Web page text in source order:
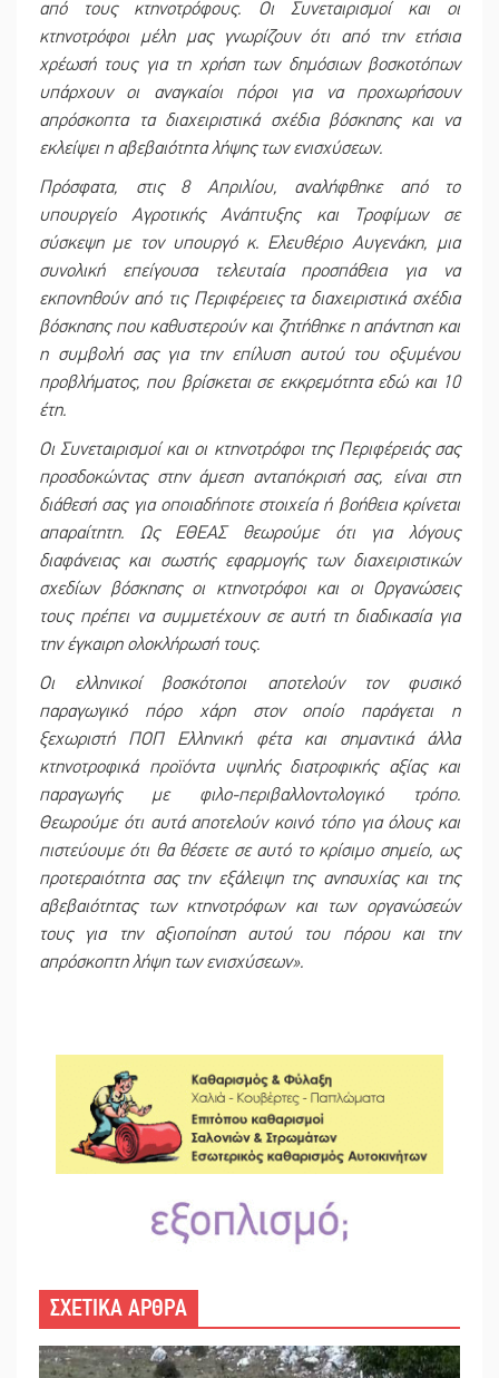
από τους κτηνοτρόφους. Οι Συνεταιρισμοί και οι
κτηνοτρόφοι μέλη μας γνωρίζουν ότι από την ετήσια
χρέωσή τους για τη χρήση των δημόσιων βοσκοτόπων
υπάρχουν οι αναγκαίοι πόροι για να προχωρήσουν
απρόσκοπτα τα διαχειριστικά σχέδια βόσκησης και να
εκλείψει η αβεβαιότητα λήψης των ενισχύσεων.
Πρόσφατα, στις 8 Απριλίου, αναλήφθηκε από το
υπουργείο Αγροτικής Ανάπτυξης και Τροφίμων σε
σύσκεψη με τον υπουργό κ. Ελευθέριο Αυγενάκη, μια
συνολική επείγουσα τελευταία προσπάθεια για να
εκπονηθούν από τις Περιφέρειες τα διαχειριστικά σχέδια
βόσκησης που καθυστερούν και ζητήθηκε η απάντηση και
η συμβολή σας για την επίλυση αυτού του οξυμένου
προβλήματος, που βρίσκεται σε εκκρεμότητα εδώ και 10
έτη.
Οι Συνεταιρισμοί και οι κτηνοτρόφοι της Περιφέρειάς σας
προσδοκώντας στην άμεση ανταπόκρισή σας, είναι στη
διάθεσή σας για οποιαδήποτε στοιχεία ή βοήθεια κρίνεται
απαραίτητη. Ως ΕΘΕΑΣ θεωρούμε ότι για λόγους
διαφάνειας και σωστής εφαρμογής των διαχειριστικών
σχεδίων βόσκησης οι κτηνοτρόφοι και οι Οργανώσεις
τους πρέπει να συμμετέχουν σε αυτή τη διαδικασία για
την έγκαιρη ολοκλήρωσή τους.
Οι ελληνικοί βοσκότοποι αποτελούν τον φυσικό
παραγωγικό πόρο χάρη στον οποίο παράγεται η
ξεχωριστή ΠΟΠ Ελληνική φέτα και σημαντικά άλλα
κτηνοτροφικά προϊόντα υψηλής διατροφικής αξίας και
παραγωγής με φιλο-περιβαλλοντολογικό τρόπο.
Θεωρούμε ότι αυτά αποτελούν κοινό τόπο για όλους και
πιστεύουμε ότι θα θέσετε σε αυτό το κρίσιμο σημείο, ως
προτεραιότητα σας την εξάλειψη της ανησυχίας και της
αβεβαιότητας των κτηνοτρόφων και των οργανώσεών
τους για την αξιοποίηση αυτού του πόρου και την
απρόσκοπτη λήψη των ενισχύσεων».
ΣΧΕΤΙΚΑ ΑΡΘΡΑ